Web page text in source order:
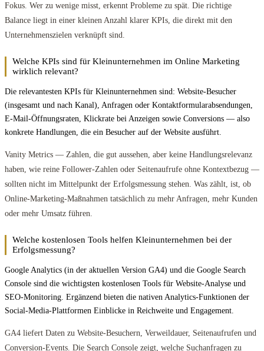
Fokus. Wer zu wenige misst, erkennt Probleme zu spät. Die richtige
Balance liegt in einer kleinen Anzahl klarer KPIs, die direkt mit den
Unternehmenszielen verknüpft sind.
Welche KPIs sind für Kleinunternehmen im Online Marketing
wirklich relevant?
Die relevantesten KPIs für Kleinunternehmen sind: Website-Besucher
(insgesamt und nach Kanal), Anfragen oder Kontaktformularabsendungen,
E-Mail-Öffnungsraten, Klickrate bei Anzeigen sowie Conversions — also
konkrete Handlungen, die ein Besucher auf der Website ausführt.
Vanity Metrics — Zahlen, die gut aussehen, aber keine Handlungsrelevanz
haben, wie reine Follower-Zahlen oder Seitenaufrufe ohne Kontextbezug —
sollten nicht im Mittelpunkt der Erfolgsmessung stehen. Was zählt, ist, ob
Online-Marketing-Maßnahmen tatsächlich zu mehr Anfragen, mehr Kunden
oder mehr Umsatz führen.
Welche kostenlosen Tools helfen Kleinunternehmen bei der
Erfolgsmessung?
Google Analytics (in der aktuellen Version GA4) und die Google Search
Console sind die wichtigsten kostenlosen Tools für Website-Analyse und
SEO-Monitoring. Ergänzend bieten die nativen Analytics-Funktionen der
Social-Media-Plattformen Einblicke in Reichweite und Engagement.
GA4 liefert Daten zu Website-Besuchern, Verweildauer, Seitenaufrufen und
Conversion-Events. Die Search Console zeigt, welche Suchanfragen zu